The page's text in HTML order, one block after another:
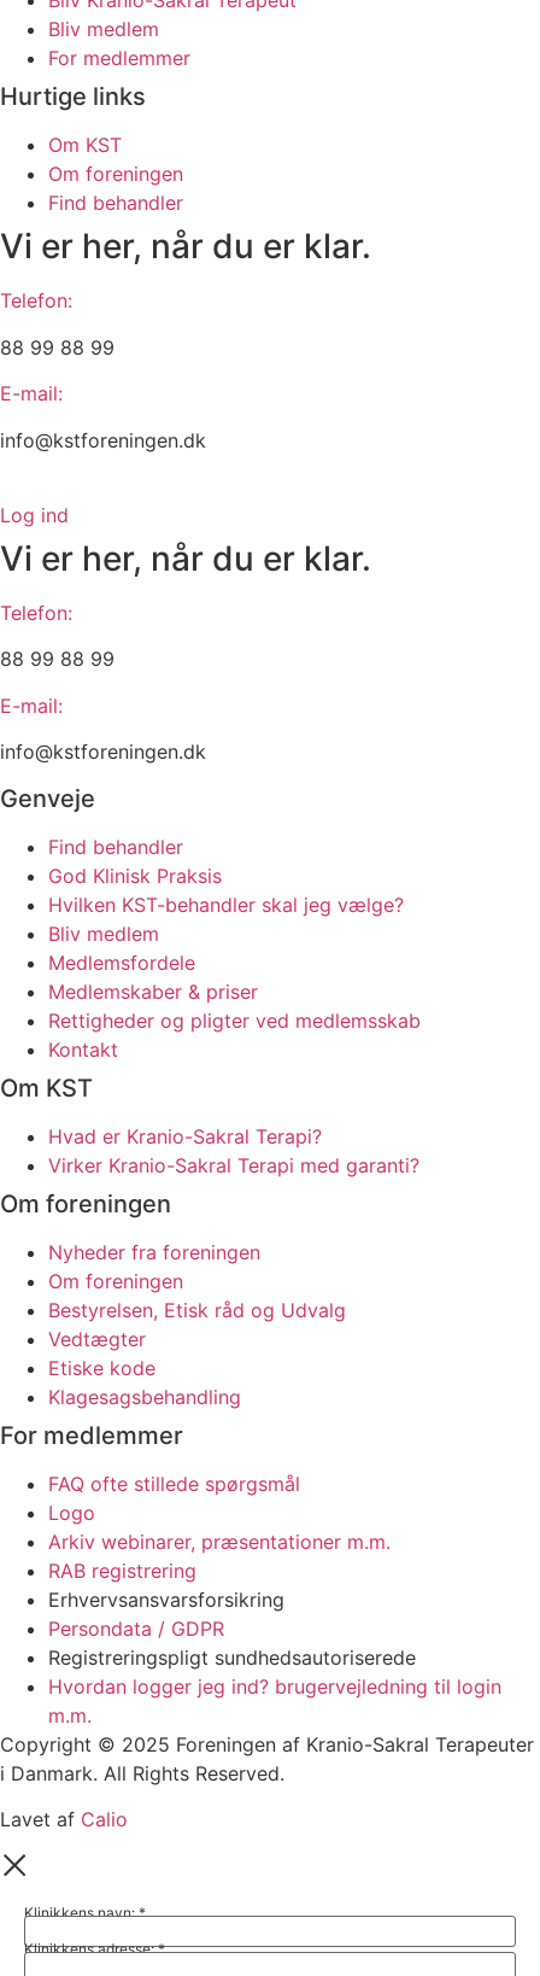
Bliv medlem
For medlemmer
Hurtige links
Om KST
Om foreningen
Find behandler
Vi er her, når du er klar.
Telefon:
88 99 88 99
E-mail:
info@kstforeningen.dk
Log ind
Vi er her, når du er klar.
Telefon:
88 99 88 99
E-mail:
info@kstforeningen.dk
Genveje
Find behandler
God Klinisk Praksis
Hvilken KST-behandler skal jeg vælge?
Bliv medlem
Medlemsfordele
Medlemskaber & priser
Rettigheder og pligter ved medlemsskab
Kontakt
Om KST
Hvad er Kranio-Sakral Terapi?
Virker Kranio-Sakral Terapi med garanti?
Om foreningen
Nyheder fra foreningen
Om foreningen
Bestyrelsen, Etisk råd og Udvalg
Vedtægter
Etiske kode
Klagesagsbehandling
For medlemmer
FAQ ofte stillede spørgsmål
Logo
Arkiv webinarer, præsentationer m.m.
RAB registrering
Erhvervsansvarsforsikring
Persondata / GDPR
Registreringspligt sundhedsautoriserede
Hvordan logger jeg ind? brugervejledning til login
m.m.
Copyright © 2025 Foreningen af Kranio-Sakral Terapeuter
i Danmark. All Rights Reserved.
Lavet af Calio
Klinikkens navn:*
Klinikkens adresse:*